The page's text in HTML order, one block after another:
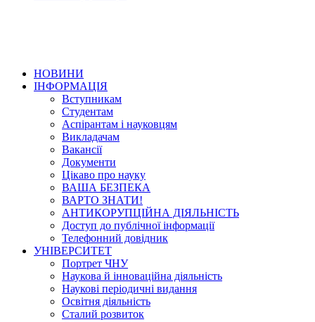
НОВИНИ
ІНФОРМАЦІЯ
Вступникам
Студентам
Аспірантам і науковцям
Викладачам
Вакансії
Документи
Цікаво про науку
ВАША БЕЗПЕКА
ВАРТО ЗНАТИ!
АНТИКОРУПЦІЙНА ДІЯЛЬНІСТЬ
Доступ до публічної інформації
Телефонний довідник
УНІВЕРСИТЕТ
Портрет ЧНУ
Наукова й інноваційна діяльність
Наукові періодичні видання
Освітня діяльність
Сталий розвиток